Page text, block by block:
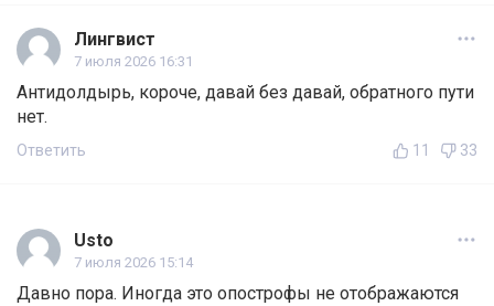
Лингвист
7 июля 2026 16:31
Антидолдырь, короче, давай без давай, обратного пути
нет.
Ответить 11 33
Usto
7 июля 2026 15:14
Давно пора. Иногда это опострофы не отображаются